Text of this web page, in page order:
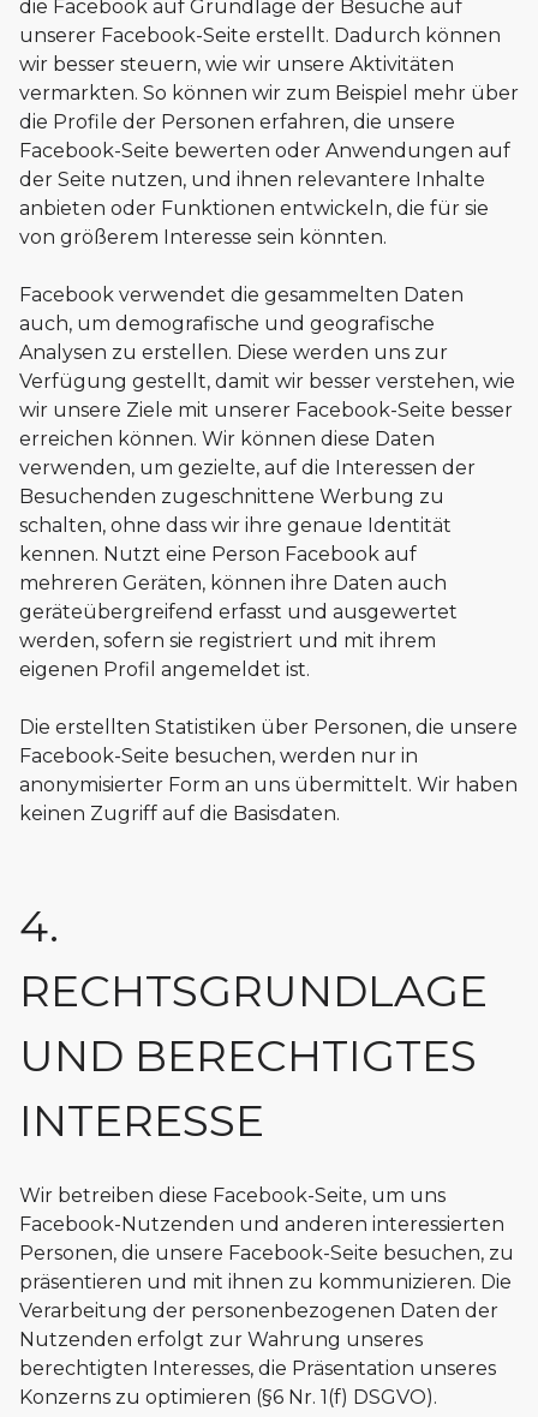
die Facebook auf Grundlage der Besuche auf
unserer Facebook-Seite erstellt. Dadurch können
wir besser steuern, wie wir unsere Aktivitäten
vermarkten. So können wir zum Beispiel mehr über
die Profile der Personen erfahren, die unsere
Facebook-Seite bewerten oder Anwendungen auf
der Seite nutzen, und ihnen relevantere Inhalte
anbieten oder Funktionen entwickeln, die für sie
von größerem Interesse sein könnten.
Facebook verwendet die gesammelten Daten
auch, um demografische und geografische
Analysen zu erstellen. Diese werden uns zur
Verfügung gestellt, damit wir besser verstehen, wie
wir unsere Ziele mit unserer Facebook-Seite besser
erreichen können. Wir können diese Daten
verwenden, um gezielte, auf die Interessen der
Besuchenden zugeschnittene Werbung zu
schalten, ohne dass wir ihre genaue Identität
kennen. Nutzt eine Person Facebook auf
mehreren Geräten, können ihre Daten auch
geräteübergreifend erfasst und ausgewertet
werden, sofern sie registriert und mit ihrem
eigenen Profil angemeldet ist.
Die erstellten Statistiken über Personen, die unsere
Facebook-Seite besuchen, werden nur in
anonymisierter Form an uns übermittelt. Wir haben
keinen Zugriff auf die Basisdaten.
4.
RECHTSGRUNDLAGE
UND BERECHTIGTES
INTERESSE
Wir betreiben diese Facebook-Seite, um uns
Facebook-Nutzenden und anderen interessierten
Personen, die unsere Facebook-Seite besuchen, zu
präsentieren und mit ihnen zu kommunizieren. Die
Verarbeitung der personenbezogenen Daten der
Nutzenden erfolgt zur Wahrung unseres
berechtigten Interesses, die Präsentation unseres
Konzerns zu optimieren (§6 Nr. 1(f) DSGVO).